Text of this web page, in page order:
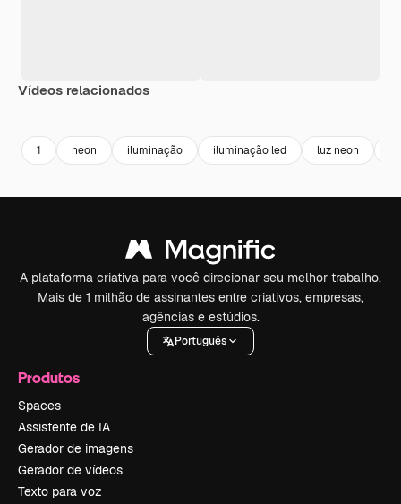
Vídeos relacionados
1 neon iluminação iluminação led luz neon
A plataforma criativa para você direcionar seu melhor trabalho.
Mais de 1 milhão de assinantes entre criativos, empresas,
agências e estúdios.
Português
Produtos
Spaces
Assistente de IA
Gerador de imagens
Gerador de vídeos
Texto para voz